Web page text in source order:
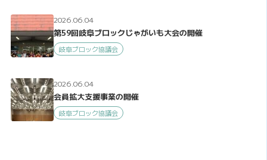
2026.06.04
第59回岐阜ブロックじゃがいも大会の開催
岐阜ブロック協議会
2026.06.04
会員拡大支援事業の開催
岐阜ブロック協議会